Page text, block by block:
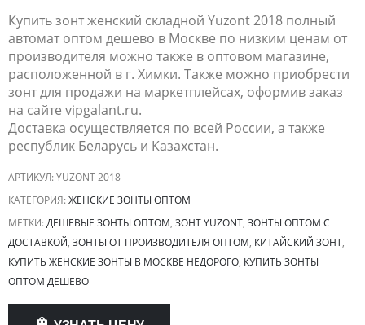
Купить зонт женский складной Yuzont 2018 полный
автомат оптом дешево в Москве по низким ценам от
производителя можно также в оптовом магазине,
расположенной в г. Химки. Также можно приобрести
зонт для продажи на маркетплейсах, оформив заказ
на сайте vipgalant.ru.
Доставка осуществляется по всей России, а также
республик Беларусь и Казахстан.
АРТИКУЛ:YUZONT 2018
КАТЕГОРИЯ:ЖЕНСКИЕ ЗОНТЫ ОПТОМ
МЕТКИ:ДЕШЕВЫЕ ЗОНТЫ ОПТОМ, ЗОНТ YUZONT, ЗОНТЫ ОПТОМ С
ДОСТАВКОЙ, ЗОНТЫ ОТ ПРОИЗВОДИТЕЛЯ ОПТОМ, КИТАЙСКИЙ ЗОНТ,
КУПИТЬ ЖЕНСКИЕ ЗОНТЫ В МОСКВЕ НЕДОРОГО, КУПИТЬ ЗОНТЫ
ОПТОМ ДЕШЕВО